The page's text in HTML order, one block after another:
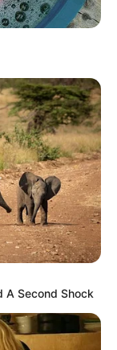
A Second Shock